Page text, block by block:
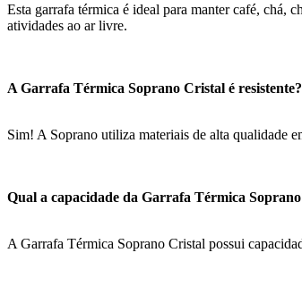
Esta garrafa térmica é ideal para manter café, chá,
atividades ao ar livre.
A Garrafa Térmica Soprano Cristal é resistente?
Sim! A Soprano utiliza materiais de alta qualidade
Qual a capacidade da Garrafa Térmica
A Garrafa Térmica Soprano Cristal possui